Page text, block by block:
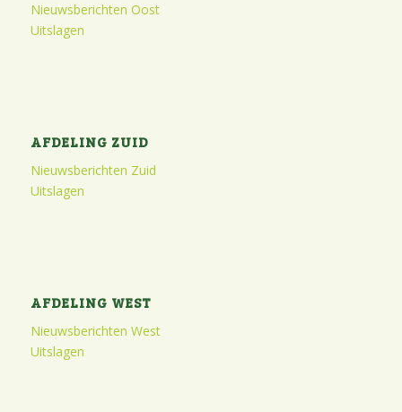
Nieuwsberichten Oost
Uitslagen
AFDELING ZUID
Nieuwsberichten Zuid
Uitslagen
AFDELING WEST
Nieuwsberichten West
Uitslagen